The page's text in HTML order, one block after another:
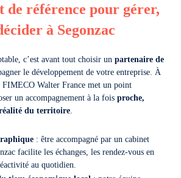
de référence pour gérer,
à Segonzac
c’est avant tout choisir un partenaire de
le développement de votre entreprise. À
FIMECO Walter France met un point
un accompagnement à la fois proche,
du territoire
: être accompagné par un cabinet
facilite les échanges, les rendez-vous en
au quotidien.